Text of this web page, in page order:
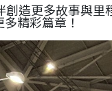
造更多故事與里
精彩篇章！